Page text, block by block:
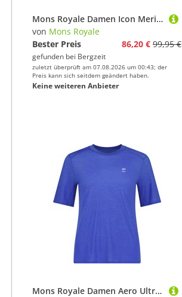
Mons Royale Damen Icon Merino T-Shirt
von Mons Royale
Bester Preis
86,20 € 99,95 €
gefunden bei Bergzeit
zuletzt überprüft am 07.08.2026 um 00:43; der
Preis kann sich seitdem geändert haben.
Keine weiteren Anbieter
Mons Royale Damen Aero Ultralight Merino T-Shirt